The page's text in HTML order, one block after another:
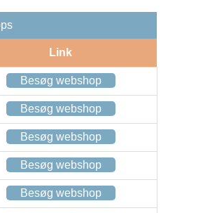
Link
Besøg webshop
Besøg webshop
Besøg webshop
Besøg webshop
Besøg webshop